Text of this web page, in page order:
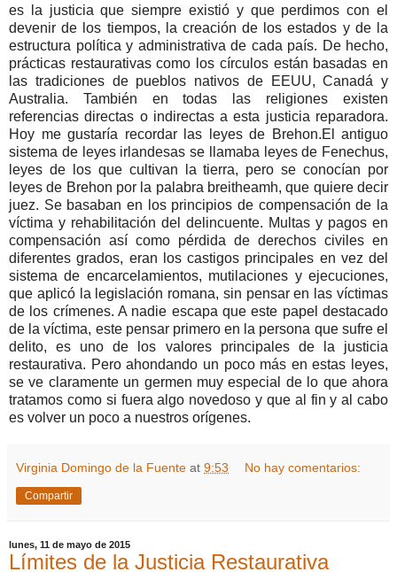
es la justicia que siempre existió y que perdimos con el
devenir de los tiempos, la creación de los estados y de la
estructura política y administrativa de cada país. De hecho,
prácticas restaurativas como los círculos están basadas en
las tradiciones de pueblos nativos de EEUU, Canadá y
Australia. También en todas las religiones existen
referencias directas o indirectas a esta justicia reparadora.
Hoy me gustaría recordar las leyes de Brehon.El antiguo
sistema de leyes irlandesas se llamaba leyes de Fenechus,
leyes de los que cultivan la tierra, pero se conocían por
leyes de Brehon por la palabra breitheamh, que quiere decir
juez. Se basaban en los principios de compensación de la
víctima y rehabilitación del delincuente. Multas y pagos en
compensación así como pérdida de derechos civiles en
diferentes grados, eran los castigos principales en vez del
sistema de encarcelamientos, mutilaciones y ejecuciones,
que aplicó la legislación romana, sin pensar en las víctimas
de los crímenes. A nadie escapa que este papel destacado
de la víctima, este pensar primero en la persona que sufre el
delito, es uno de los valores principales de la justicia
restaurativa. Pero ahondando un poco más en estas leyes,
se ve claramente un germen muy especial de lo que ahora
tratamos como si fuera algo novedoso y que al fin y al cabo
es volver un poco a nuestros orígenes.
Virginia Domingo de la Fuente at 9:53 No hay comentarios:
Compartir
lunes, 11 de mayo de 2015
Límites de la Justicia Restaurativa